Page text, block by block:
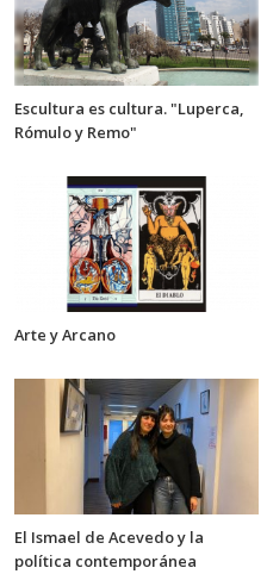
Escultura es cultura. "Luperca,
Rómulo y Remo"
Arte y Arcano
El Ismael de Acevedo y la
política contemporánea